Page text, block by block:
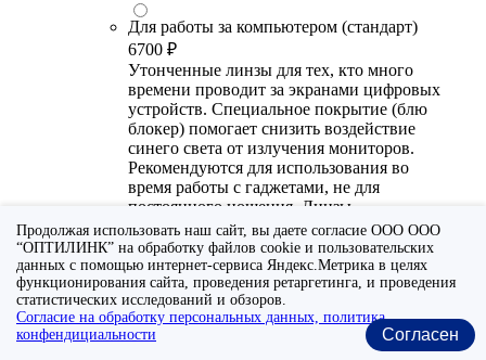
Для работы за компьютером (стандарт)
6700 ₽
Утонченные линзы для тех, кто много
времени проводит за экранами цифровых
устройств. Специальное покрытие (блю
блокер) помогает снизить воздействие
синего света от излучения мониторов.
Рекомендуются для использования во
время работы с гаджетами, не для
постоянного ношения. Линзы
производства Сербии или Ю.-В. Азии.
Для работы за компьютером (премиум)
20300 ₽
Универсальные утонченные линзы для
тех, кто много времени проводит за
экранами цифровых устройств.
Продолжая использовать наш сайт, вы даете согласие ООО ООО
“ОПТИЛИНК” на обработку файлов cookie и пользовательских
данных с помощью интернет-сервиса Яндекс.Метрика в целях
функционирования сайта, проведения ретаргетинга, и проведения
статистических исследований и обзоров.
Согласие на обработку персональных данных, политика
конфендициальности
Согласен